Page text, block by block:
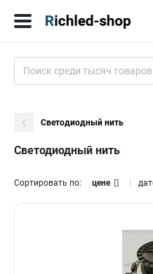
Светодиодный нить
Светодиодный нить
Сортировать по: цене